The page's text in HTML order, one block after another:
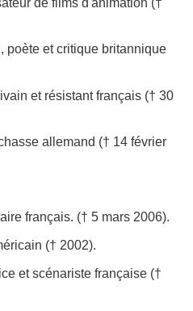
de films d'animation (†
poète et critique britannique
et résistant français († 30
allemand († 14 février
français. († 5 mars 2006).
(† 2002).
et scénariste française (†